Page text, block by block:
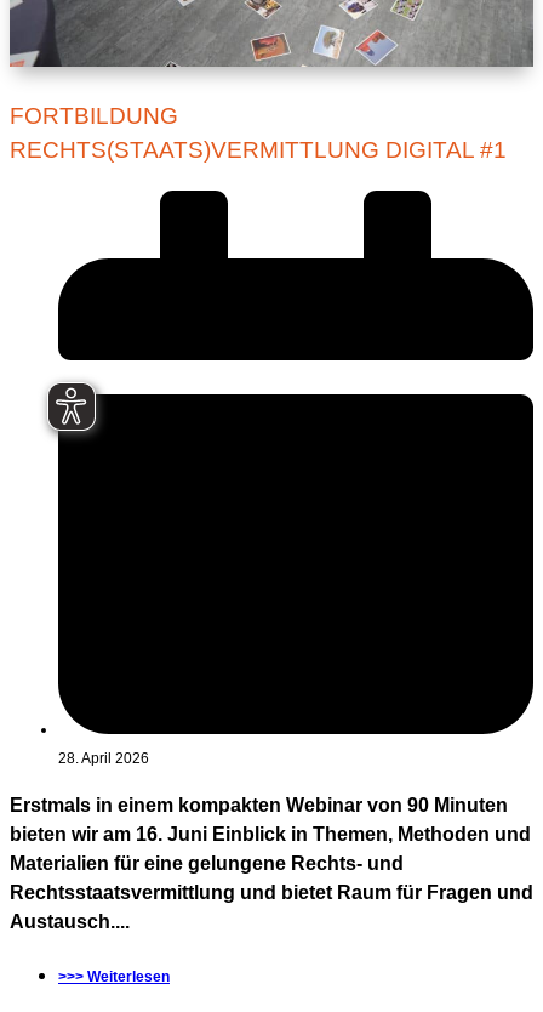
FORTBILDUNG
RECHTS(STAATS)VERMITTLUNG DIGITAL #1
28. April 2026
Erstmals in einem kompakten Webinar von 90 Minuten
bieten wir am 16. Juni Einblick in Themen, Methoden und
Materialien für eine gelungene Rechts- und
Rechtsstaatsvermittlung und bietet Raum für Fragen und
Austausch....
>>> Weiterlesen